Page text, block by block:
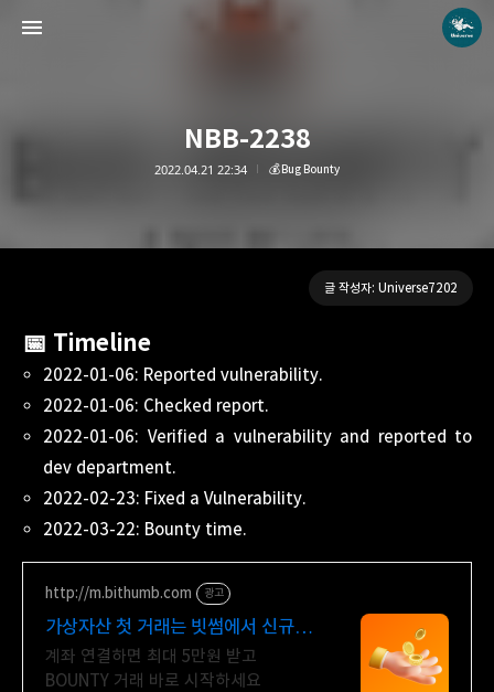
NBB-2238
2022.04.21 22:34 💰Bug Bounty
글 작성자: Universe7202
📅 Timeline
2022-01-06: Reported vulnerability.
2022-01-06: Checked report.
2022-01-06: Verified a vulnerability and reported to
dev department.
2022-02-23: Fixed a Vulnerability.
2022-03-22: Bounty time.
http://m.bithumb.com 광고
가상자산 첫 거래는 빗썸에서 신규
가입 시 5만원 혜택
계좌 연결하면 최대 5만원 받고
BOUNTY 거래 바로 시작하세요
Universe blog
Universe7202